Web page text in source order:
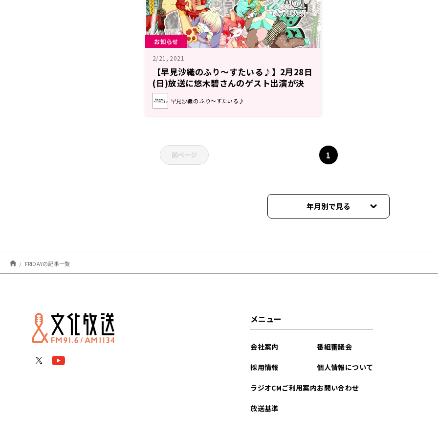
お知らせ
2/21, 2021
【早見沙織のふり〜すたいる♪】2月28日
(日)放送に悠木碧さんのゲスト出演が決
定！！
早見沙織の ふり～すたいる♪
前ページ 1
年月別で見る
FRIDAYの記事一覧
メニュー
会社案内
採用情報
ラジオCMご利用案内
放送基準
番組審議会
個人情報について
お問い合わせ